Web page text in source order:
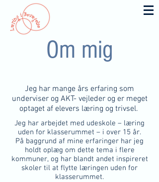
Om mig
Jeg har mange års erfaring som
underviser og AKT- vejleder og er meget
optaget af elevers læring og trivsel.
Jeg har arbejdet med udeskole – læring
uden for klasserummet – i over 15 år.
På baggrund af mine erfaringer har jeg
holdt oplæg om dette tema i flere
kommuner, og har blandt andet inspireret
skoler til at flytte læringen uden for
klasserummet.